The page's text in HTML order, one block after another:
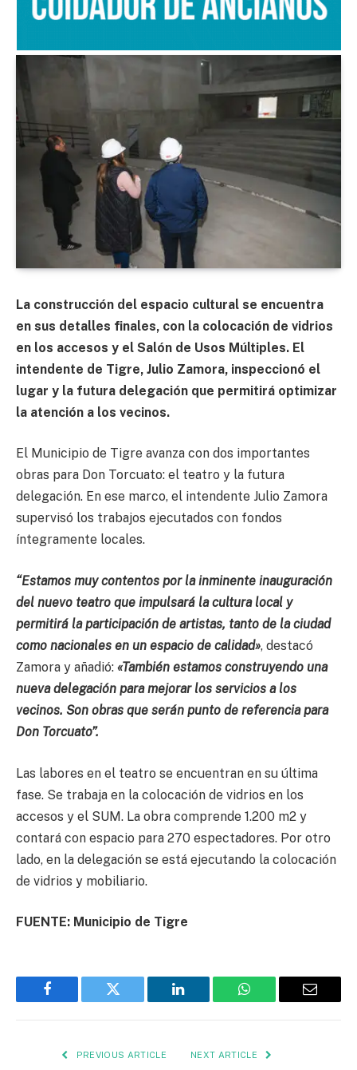
La construcción del espacio cultural se encuentra
en sus detalles finales, con la colocación de vidrios
en los accesos y el Salón de Usos Múltiples. El
intendente de Tigre, Julio Zamora, inspeccionó el
lugar y la futura delegación que permitirá optimizar
la atención a los vecinos.
El Municipio de Tigre avanza con dos importantes
obras para Don Torcuato: el teatro y la futura
delegación. En ese marco, el intendente Julio Zamora
supervisó los trabajos ejecutados con fondos
íntegramente locales.
“Estamos muy contentos por la inminente inauguración
del nuevo teatro que impulsará la cultura local y
permitirá la participación de artistas, tanto de la ciudad
como nacionales en un espacio de calidad», destacó
Zamora y añadió: «También estamos construyendo una
nueva delegación para mejorar los servicios a los
vecinos. Son obras que serán punto de referencia para
Don Torcuato”.
Las labores en el teatro se encuentran en su última
fase. Se trabaja en la colocación de vidrios en los
accesos y el SUM. La obra comprende 1.200 m2 y
contará con espacio para 270 espectadores. Por otro
lado, en la delegación se está ejecutando la colocación
de vidrios y mobiliario.
FUENTE: Municipio de Tigre
Facebook Twitter LinkedIn WhatsApp Email
PREVIOUS ARTICLE NEXT ARTICLE